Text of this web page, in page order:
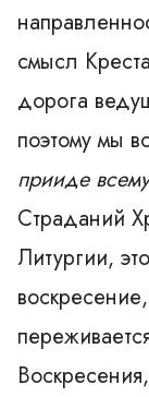
смысл
дорога
поэтому мы
прииде
Страданий
Литургии,